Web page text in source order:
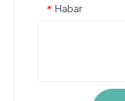
* Habar